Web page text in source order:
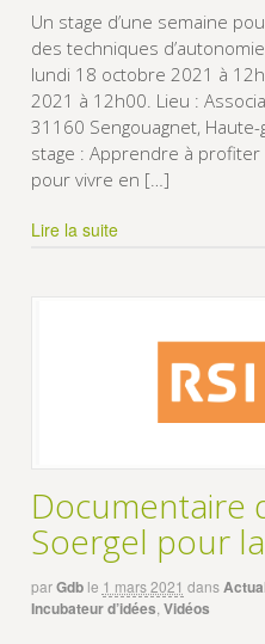
Un stage d’une semaine
des techniques
lundi 18 octobre 2021 à
2021 à 12h00. Lieu :
31160 Sengouagnet,
stage : Apprendre à
pour vivre en […]
Lire la suite
Documentaire
Soergel pour
parGdb le 1 mars 2021 dans
Incubateur d’idées Vidéos